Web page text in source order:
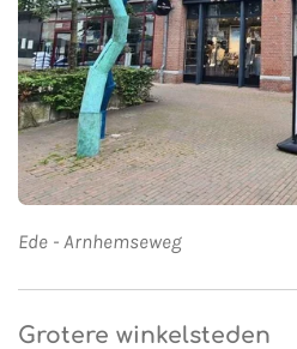
Ede - Arnhemseweg
Grotere winkelsteden